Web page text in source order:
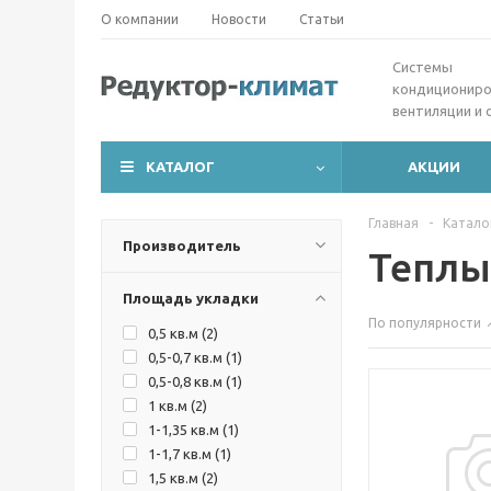
О компании Новости Статьи
Cистемы
вентиляции и
КАТАЛОГ АКЦИИ
Производитель
Площадь укладки
0,5 кв.м (2)
0,5-0,7 кв.м (1)
0,5-0,8 кв.м (1)
1 кв.м (2)
1-1,35 кв.м (1)
1-1,7 кв.м (1)
1,5 кв.м (2)
Главная -
По популярности